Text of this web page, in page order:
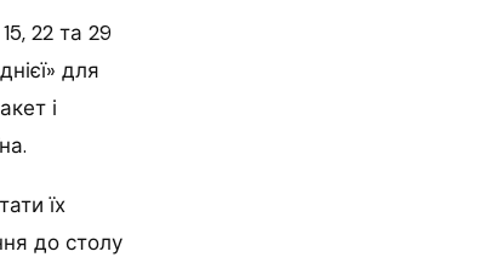
22 та 29
для
і
їх
до столу